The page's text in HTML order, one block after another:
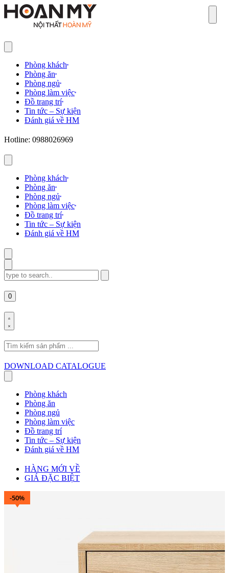
Phòng khách
Phòng ăn
Phòng ngủ
Phòng làm việc
Đồ trang trí
Tin tức – Sự kiện
Đánh giá về HM
Hotline: 0988026969
Phòng khách
Phòng ăn
Phòng ngủ
Phòng làm việc
Đồ trang trí
Tin tức – Sự kiện
Đánh giá về HM
Search
for:
0
Search
for:
DOWNLOAD CATALOGUE
Phòng khách
Phòng ăn
Phòng ngủ
Phòng làm việc
Đồ trang trí
Tin tức – Sự kiện
Đánh giá về HM
HÀNG MỚI VỀ
GIÁ ĐẶC BIỆT
-50%